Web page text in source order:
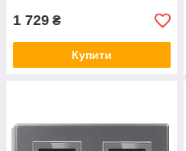
1 729 ₴
Купити